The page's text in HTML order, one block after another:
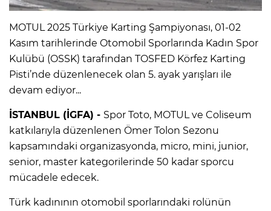
MOTUL 2025 Türkiye Karting Şampiyonası, 01-02
Kasım tarihlerinde Otomobil Sporlarında Kadın Spor
Kulübü (OSSK) tarafından TOSFED Körfez Karting
Pisti’nde düzenlenecek olan 5. ayak yarışları ile
devam ediyor...
İSTANBUL (İGFA) - Spor Toto, MOTUL ve Coliseum
katkılarıyla düzenlenen Ömer Tolon Sezonu
kapsamındaki organizasyonda, micro, mini, junior,
senior, master kategorilerinde 50 kadar sporcu
mücadele edecek.
Türk kadınının otomobil sporlarındaki rolünün